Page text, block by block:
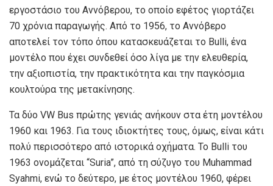
εργοστάσιο του Αννόβερου, το οποίο εφέτος γιορτάζει
70 χρόνια παραγωγής. Από το 1956, το Αννόβερο
αποτελεί τον τόπο όπου κατασκευάζεται το Bulli, ένα
μοντέλο που έχει συνδεθεί όσο λίγα με την ελευθερία,
την αξιοπιστία, την πρακτικότητα και την παγκόσμια
κουλτούρα της μετακίνησης.
Τα δύο VW Bus πρώτης γενιάς ανήκουν στα έτη μοντέλου
1960 και 1963. Για τους ιδιοκτήτες τους, όμως, είναι κάτι
πολύ περισσότερο από ιστορικά οχήματα. Το Bulli του
1963 ονομάζεται “Suria”, από τη σύζυγο του Muhammad
Syahmi, ενώ το δεύτερο, με έτος μοντέλου 1960, φέρει